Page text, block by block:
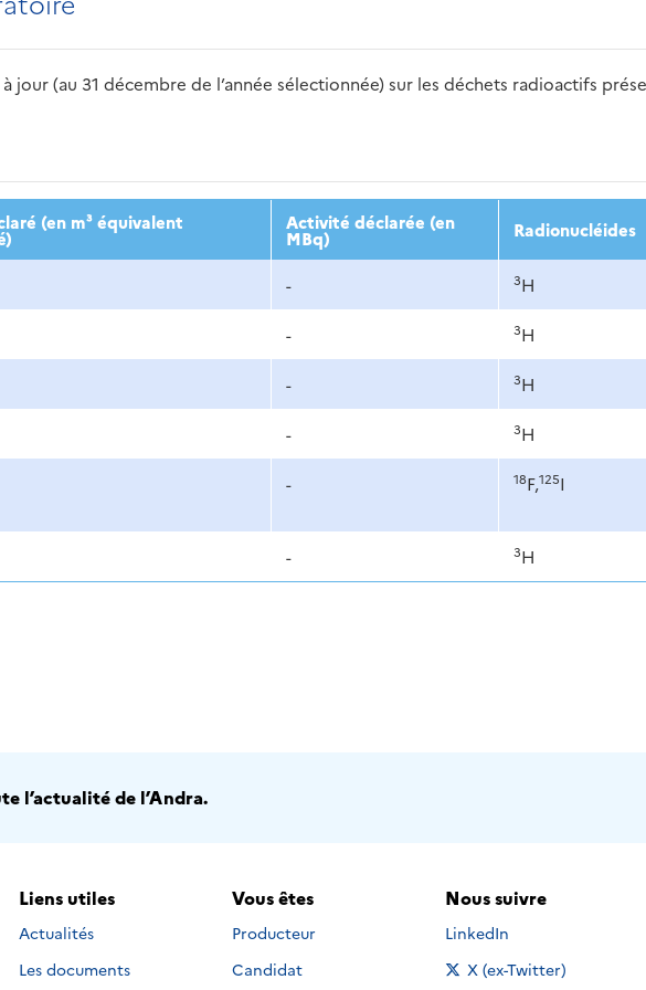
(au 31 décembre de l’année sélectionnée) sur les déchets radioactifs
2017 2018 2019 2020 2021
(en m³ équivalent Activité déclarée (en
MBq) Radionucléides
- 3H
- 3H
- 3H
- 3H
- 18F,125I
- 3H
l’actualité de l’Andra.
Liens utiles
Actualités
Les documents
Vous êtes
Producteur
Candidat
Nous suivre
Nous suivre sur
LinkedIn
Nous suivre sur
X (ex-Twitter)